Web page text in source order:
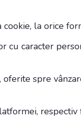
la orice
caracter
spre